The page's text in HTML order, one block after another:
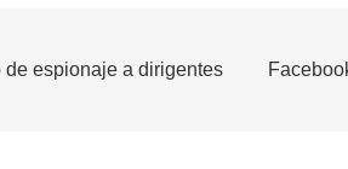
espionaje a dirigentes